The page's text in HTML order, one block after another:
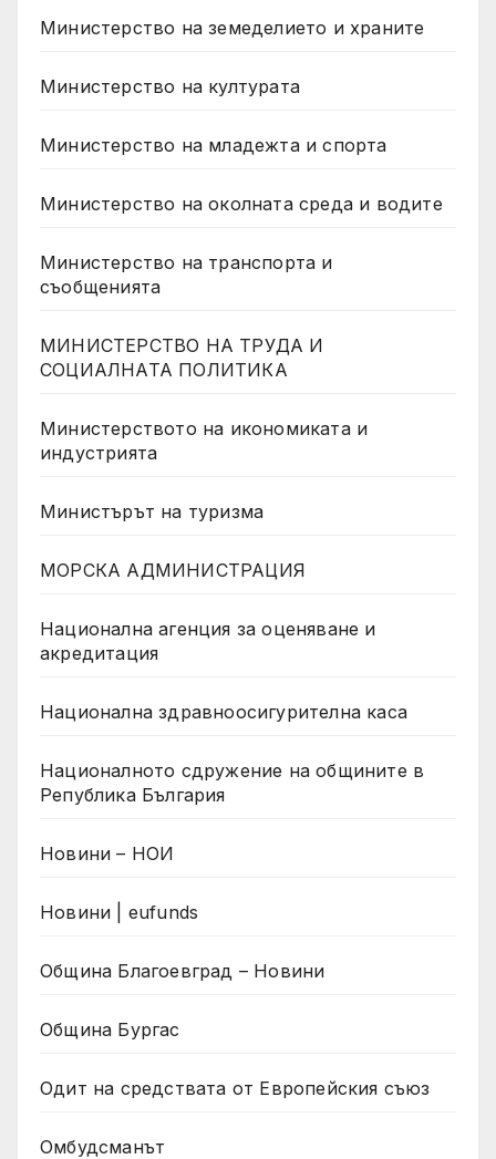
Министерство на земеделието и храните
Министерство на културата
Министерство на младежта и спорта
Министерство на околната среда и водите
Министерство на транспорта и
съобщенията
МИНИСТЕРСТВО НА ТРУДА И
СОЦИАЛНАТА ПОЛИТИКА
Министерството на икономиката и
индустрията
Министърът на туризма
МОРСКА АДМИНИСТРАЦИЯ
Национална агенция за оценяване и
акредитация
Национална здравноосигурителна каса
Националното сдружение на общините в
Република България
Новини – НОИ
Новини | eufunds
Община Благоевград – Новини
Община Бургас
Одит на средствата от Европейския съюз
Омбудсманът